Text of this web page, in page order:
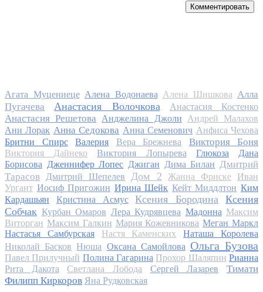
Комментировать
Агата Муцениеце Алена Водонаева Алена Шишкова Алла
Пугачева
Анастасия Волочкова Анастасия Костенко
Анастасия Решетова Анджелина Джоли Андрей Малахов
Ани Лорак Анна Седокова Анна Семенович Анфиса Чехова
Бритни Спирс
Валерия Вера Брежнева Виктория Боня
Виктория Дайнеко Виктория Лопырева Глюкоза
Дана
Борисова Дженнифер Лопес Джиган Дима Билан Дмитрий
Тарасов Дмитрий Шепелев Дом 2 Жанна Фриске
Иван
Ургант Иосиф Пригожин Ирина Шейк Кейт Миддлтон Ким
Кардашьян
Кристина Асмус Ксения Бородина
Ксения
Собчак Курбан Омаров Лера Кудрявцева Мадонна Максим
Виторган Максим Галкин Мария Кожевникова Меган Маркл
Настасья Самбурская
Настя Каменских
Наташа Королева
Николай Басков Нюша Оксана Самойлова Ольга Бузова
Павел Прилучный Полина Гагарина Прохор Шаляпин Рианна
Рита Дакота
Светлана Лобода Сергей Лазарев
Тимати
Филипп Киркоров Яна Рудковская